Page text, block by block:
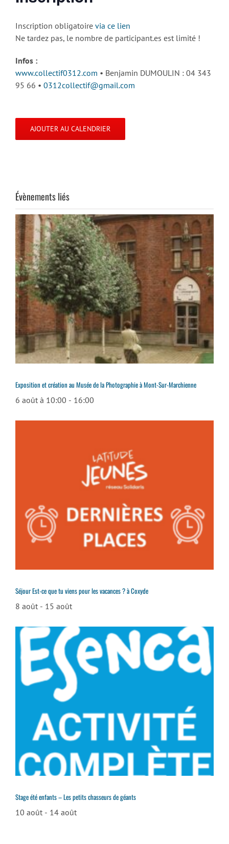
Inscription obligatoire via ce lien
Ne tardez pas, le nombre de participant.es est limité !
Infos :
www.collectif0312.com • Benjamin DUMOULIN : 04 343
95 66 • 0312collectif@gmail.com
AJOUTER AU CALENDRIER
Évènements liés
Exposition et création au Musée de la Photographie à Mont-Sur-Marchienne
6 août à 10:00 - 16:00
Séjour Est-ce que tu viens pour les vacances ? à Coxyde
8 août - 15 août
Stage été enfants – Les petits chasseurs de géants
10 août - 14 août